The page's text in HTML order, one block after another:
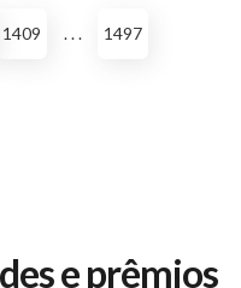
1409 . . . 1497
e prêmios